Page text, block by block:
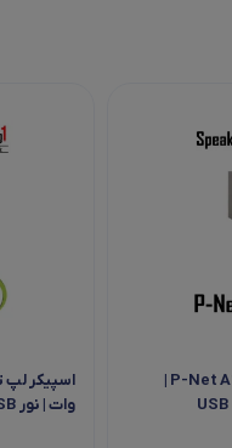
اسپیکر دو تکه پی‌نت مدل P-Net A101S |
وات | نور RGB | USB و AUX